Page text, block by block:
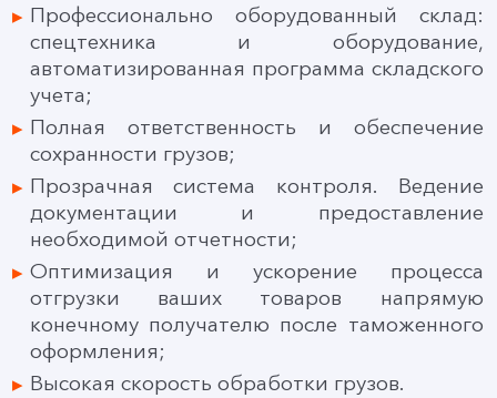
Профессионально оборудованный склад:
спецтехника и оборудование,
автоматизированная программа складского
учета;
Полная ответственность и обеспечение
сохранности грузов;
Прозрачная система контроля. Ведение
документации и предоставление
необходимой отчетности;
Оптимизация и ускорение процесса
отгрузки ваших товаров напрямую
конечному получателю после таможенного
оформления;
Высокая скорость обработки грузов.